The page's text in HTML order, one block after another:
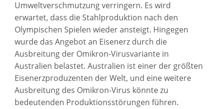
Umweltverschmutzung verringern. Es wird
erwartet, dass die Stahlproduktion nach den
Olympischen Spielen wieder ansteigt. Hingegen
wurde das Angebot an Eisenerz durch die
Ausbreitung der Omikron-Virusvariante in
Australien belastet. Australien ist einer der größten
Eisenerzproduzenten der Welt, und eine weitere
Ausbreitung des Omikron-Virus könnte zu
bedeutenden Produktionsstörungen führen.